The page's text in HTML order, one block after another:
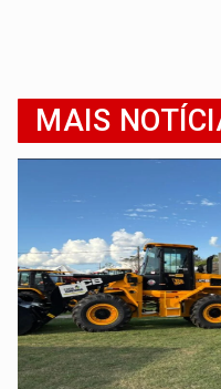
MAIS